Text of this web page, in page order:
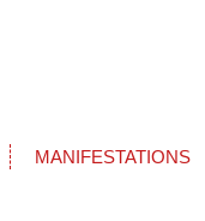
MANIFESTATIONS